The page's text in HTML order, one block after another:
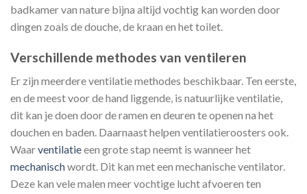
badkamer van nature bijna altijd vochtig kan worden door
dingen zoals de douche, de kraan en het toilet.
Verschillende methodes van ventileren
Er zijn meerdere ventilatie methodes beschikbaar. Ten eerste,
en de meest voor de hand liggende, is natuurlijke ventilatie,
dit kan je doen door de ramen en deuren te openen na het
douchen en baden. Daarnaast helpen ventilatieroosters ook.
Waarventilatieeen grote stap neemt is wanneer het
mechanischwordt. Dit kan met een mechanische ventilator.
Deze kan vele malen meer vochtige lucht afvoeren ten